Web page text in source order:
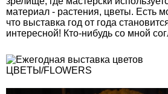
материал - растения, цветы. Есть
что выставка год от года
интересной! Кто-нибудь со мной